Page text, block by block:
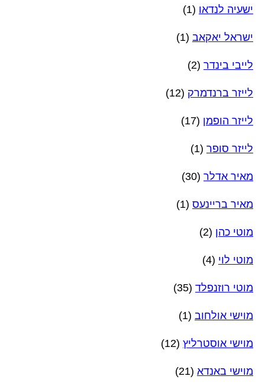
ישעיה לנדאו (1)
ישראל יאקאב (1)
לייבי בינדר (2)
לייזר ברנדמרק (12)
לייזר הופמן (17)
לייזר סופר (1)
מאיר אדלר (30)
מאיר בריינעס (1)
מוטי כהן (2)
מוטי לוי (4)
מוטי רוזנפלד (35)
מוישי אולחוב (1)
מוישי אוסטרליץ (12)
מוישי באנדא (21)